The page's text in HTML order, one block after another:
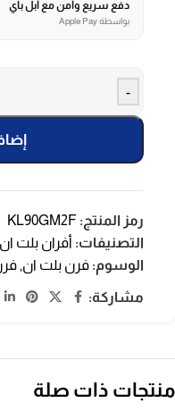
دفع سريع وآمن مع أبل باي
بواسطة Apple Pay
-
رمز المنتج: KL90GM2F
التصنيفات: أفران بلت ان
الوسوم: فرن بلت ان, فرن
مشاركة:
منتجات ذات صلة